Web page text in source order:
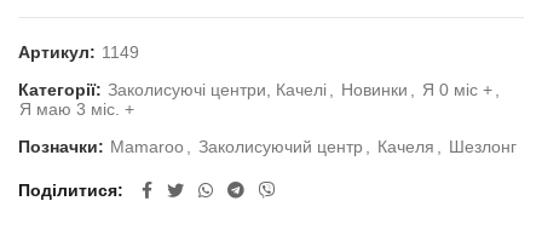
Артикул: 1149
Категорії: Заколисуючі центри, Качелі Новинки Я 0 міс +
Я маю 3 міс. +
Позначки: Mamaroo Заколисуючий центр Качеля Шезлонг
Поділитися